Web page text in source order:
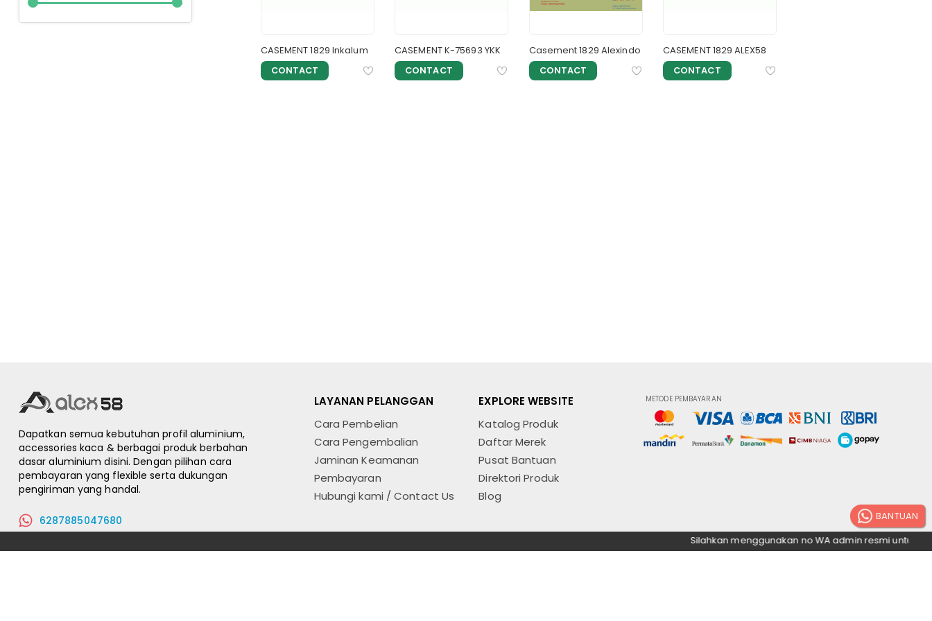
CASEMENT 1829 Inkalum
CONTACT
CASEMENT K-75693 YKK
CONTACT
Casement 1829 Alexindo
CONTACT
CASEMENT 1829 ALEX58
CONTACT
Dapatkan semua kebutuhan profil aluminium,
accessories kaca & berbagai produk berbahan
dasar aluminium disini. Dengan pilihan cara
pembayaran yang flexible serta dukungan
pengiriman yang handal.
6287885047680
shop@alex58.com
LAYANAN PELANGGAN
Cara Pembelian
Cara Pengembalian
Jaminan Keamanan
Pembayaran
Hubungi kami / Contact Us
EXPLORE WEBSITE
Katalog Produk
Daftar Merek
Pusat Bantuan
Direktori Produk
Blog
METODE PEMBAYARAN
Silahkan menggunakan no WA admin resmi untuk